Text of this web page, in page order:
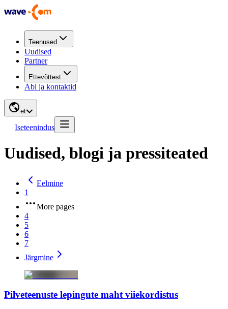
Teenused
Uudised
Partner
Ettevõttest
Abi ja kontaktid
et
Iseteenindus
Uudised, blogi ja pressiteated
Eelmine
1
More pages
4
5
6
7
Järgmine
Pilveteenuste lepingute maht viiekordistus